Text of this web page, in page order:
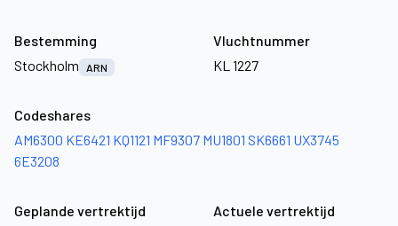
Bestemming
Stockholm
ARN
Vluchtnummer
KL 1227
Codeshares
AM6300 KE6421 KQ1121 MF9307 MU1801 SK6661 UX3745
6E3208
Geplande vertrektijd Actuele vertrektijd